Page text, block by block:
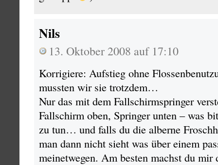
Nils
13. Oktober 2008 auf 17:10
Korrigiere: Aufstieg ohne
mussten wir sie trotzdem…
Nur das mit dem Fallschirmspringer
Fallschirm oben, Springer unten – was
zu tun… und falls du die alberne
man dann nicht sieht was über einem
meinetwegen. Am besten machst du